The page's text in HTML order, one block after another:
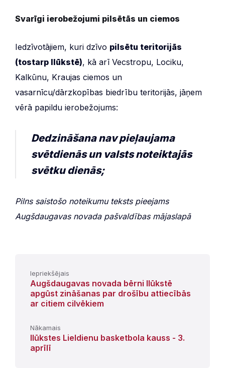
Svarīgi ierobežojumi pilsētās un ciemos
Iedzīvotājiem, kuri dzīvo pilsētu teritorijās
(tostarp Ilūkstē), kā arī Vecstropu, Lociku,
Kalkūnu, Kraujas ciemos un
vasarnīcu/dārzkopības biedrību teritorijās, jāņem
vērā papildu ierobežojums:
Dedzināšana nav pieļaujama
svētdienās un valsts noteiktajās
svētku dienās;
Pilns saistošo noteikumu teksts pieejams
Augšdaugavas novada pašvaldības mājaslapā
Iepriekšējais
Augšdaugavas novada bērni Ilūkstē
apgūst zināšanas par drošību attiecībās
ar citiem cilvēkiem
Nākamais
Ilūkstes Lieldienu basketbola kauss - 3.
aprīlī